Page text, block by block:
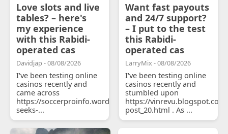
Love slots and live
tables? – here's
my experience
with this Rabidi-
operated cas
Davidjap - 08/08/2026
I've been testing online
casinos recently and
came across
https://soccerproinfo.wordpress.com/2026/07/11/courtois-
seeks-...
Want fast payouts
and 24/7 support?
– I put to the test
this Rabidi-
operated cas
LarryMix - 08/08/2026
I've been testing online
casinos recently and
stumbled upon
https://
post_20.html . As ...